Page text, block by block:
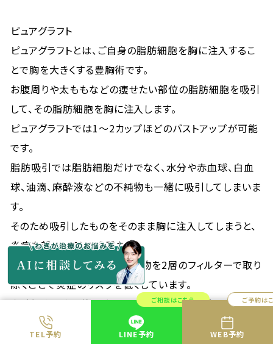
TEL予約
ご相談はこちら
LINE予約
ご予約は
WEB予約
ピュアグラフト
ピュアグラフトとは、ご自身の脂肪細胞を胸に注入するこ
とで胸を大きくする豊胸術です。
お腹周りや太ももなどの痩せたい部位の脂肪細胞を吸引
して、その脂肪細胞を胸に注入します。
ピュアグラフトでは1～2カップほどのバストアップが可能
です。
脂肪吸引では脂肪細胞だけでなく、水分や赤血球、白血
球、油滴、麻酔液などの不純物も一緒に吸引してしまいま
す。
そのため吸引したものをそのまま胸に注入してしまうと、
炎症を起こしてしまう恐れも。
ピュアグラフトはそれらの不純物を2層のフィルターで取り
除くことで炎症のリスクを低くしています。
脂肪細胞を胸に注入すると、全てがそのまま残るわけで
はなく、一部は体に吸収されます。